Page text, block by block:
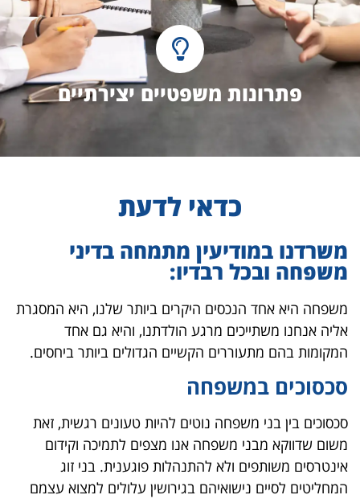
פתרונות משפטיים יצירתיים
כדאי לדעת
משרדנו במודיעין מתמחה בדיני
משפחה ובכל רבדיו:
משפחה היא אחד הנכסים היקרים ביותר שלנו, היא המסגרת
אליה אנחנו משתייכים מרגע הולדתנו, והיא גם אחד
המקומות בהם מתעוררים הקשיים הגדולים ביותר ביחסים.
סכסוכים במשפחה
סכסוכים בין בני משפחה נוטים להיות טעונים רגשית, זאת
משום שדווקא מבני משפחה אנו מצפים לתמיכה וקידום
אינטרסים משותפים ולא להתנהלות פוגענית. בני זוג
המחליטים לסיים נישואיהם בגירושין עלולים למצוא עצמם